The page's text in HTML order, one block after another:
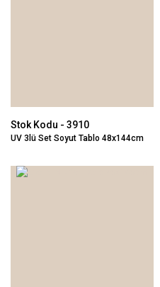
Stok Kodu - 3910
UV 3lü Set Soyut Tablo 48x144cm